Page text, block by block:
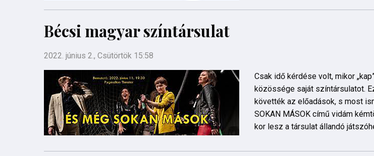
Bécsi magyar színtársulat
2022. június 2., Csütörtök 15:58
Csak idő kérdése volt, mikor
közössége saját színtársulatot.
követték az előadások, s most
SOKAN MÁSOK című vidám
kor lesz a társulat állandó